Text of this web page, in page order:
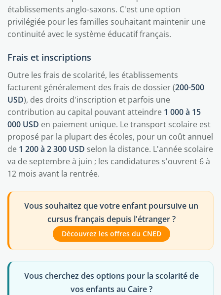
établissements anglo-saxons. C'est une option
privilégiée pour les familles souhaitant maintenir une
continuité avec le système éducatif français.
Frais et inscriptions
Outre les frais de scolarité, les établissements
facturent généralement des frais de dossier (200-500
USD), des droits d'inscription et parfois une
contribution au capital pouvant atteindre 1 000 à 15
000 USD en paiement unique. Le transport scolaire est
proposé par la plupart des écoles, pour un coût annuel
de 1 200 à 2 300 USD selon la distance. L'année scolaire
va de septembre à juin ; les candidatures s'ouvrent 6 à
12 mois avant la rentrée.
Vous souhaitez que votre enfant poursuive un
cursus français depuis l'étranger ?
Découvrez les offres du CNED
Vous cherchez des options pour la scolarité de
vos enfants au Caire ?